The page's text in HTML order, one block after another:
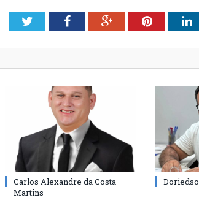
TwitterFacebookGoogle+Pinterest
Carlos Alexandre da Costa
Martins